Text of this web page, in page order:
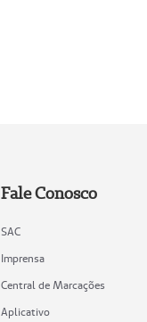
Fale Conosco
SAC
Imprensa
Central de Marcações
Aplicativo